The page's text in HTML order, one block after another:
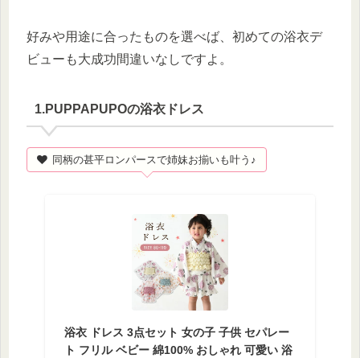
好みや用途に合ったものを選べば、初めての浴衣デ
ビューも大成功間違いなしですよ。
1.PUPPAPUPOの浴衣ドレス
同柄の甚平ロンパースで姉妹お揃いも叶う♪
浴衣 ドレス 3点セット 女の子 子供 セパレー
ト フリル ベビー 綿100% おしゃれ 可愛い 浴